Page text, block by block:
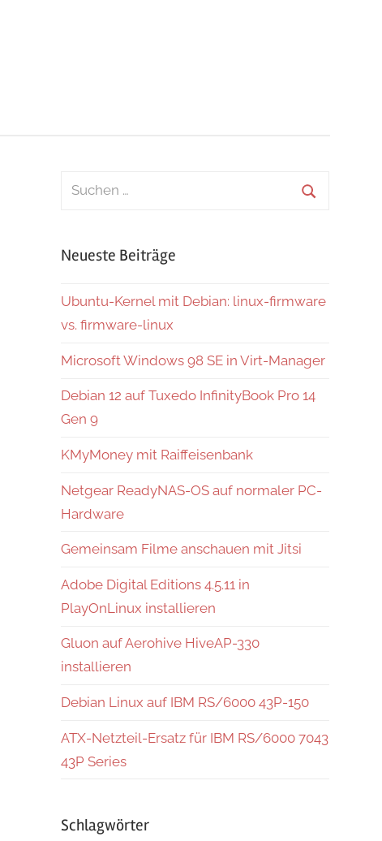
Suchen
Neueste Beiträge
Ubuntu-Kernel mit Debian: linux-firmware
vs. firmware-linux
Microsoft Windows 98 SE in Virt-Manager
Debian 12 auf Tuxedo InfinityBook Pro 14
Gen 9
KMyMoney mit Raiffeisenbank
Netgear ReadyNAS-OS auf normaler PC-
Hardware
Gemeinsam Filme anschauen mit Jitsi
Adobe Digital Editions 4.5.11 in
PlayOnLinux installieren
Gluon auf Aerohive HiveAP-330
installieren
Debian Linux auf IBM RS/6000 43P-150
ATX-Netzteil-Ersatz für IBM RS/6000 7043
43P Series
Schlagwörter